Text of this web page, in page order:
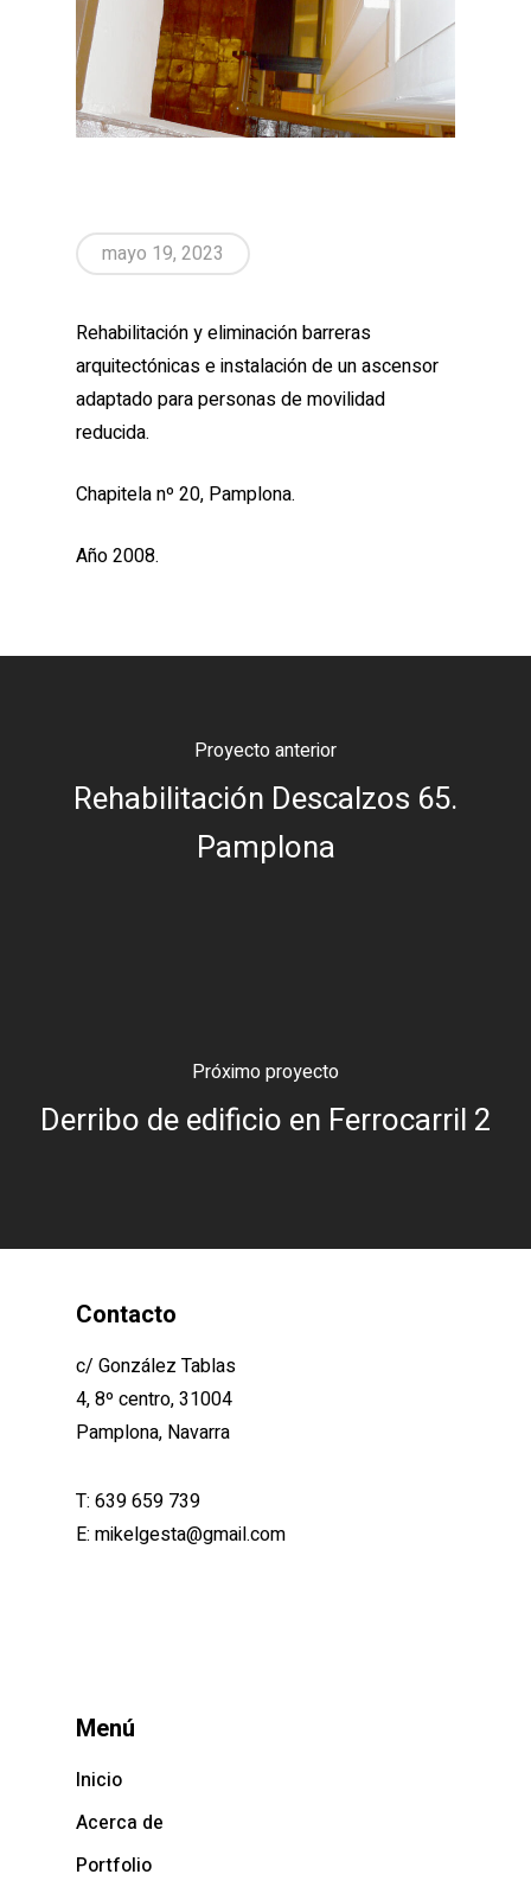
mayo 19, 2023
Rehabilitación y eliminación barreras
arquitectónicas e instalación de un ascensor
adaptado para personas de movilidad
reducida.
Chapitela nº 20, Pamplona.
Año 2008.
Proyecto anterior
Rehabilitación Descalzos 65.
Pamplona
Próximo proyecto
Derribo de edificio en Ferrocarril 2
Contacto
c/ González Tablas
4, 8º centro, 31004
Pamplona, Navarra
T: 639 659 739
E: mikelgesta@gmail.com
Menú
Inicio
Acerca de
Portfolio